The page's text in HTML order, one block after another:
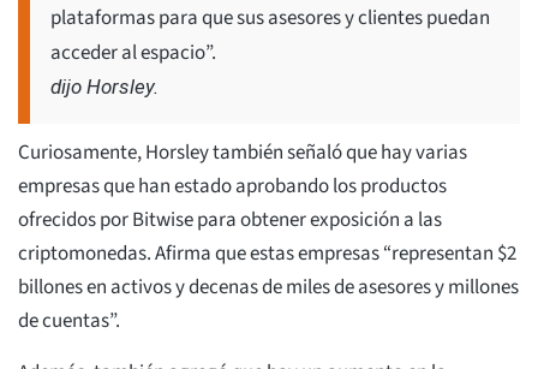
plataformas para que sus asesores y clientes puedan
acceder al espacio”.
dijo Horsley.
Curiosamente, Horsley también señaló que hay varias
empresas que han estado aprobando los productos
ofrecidos por Bitwise para obtener exposición a las
criptomonedas. Afirma que estas empresas “representan $2
billones en activos y decenas de miles de asesores y millones
de cuentas”.